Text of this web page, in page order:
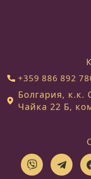
+359 886 892
Болгария, к.к.
Чайка 22 Б,